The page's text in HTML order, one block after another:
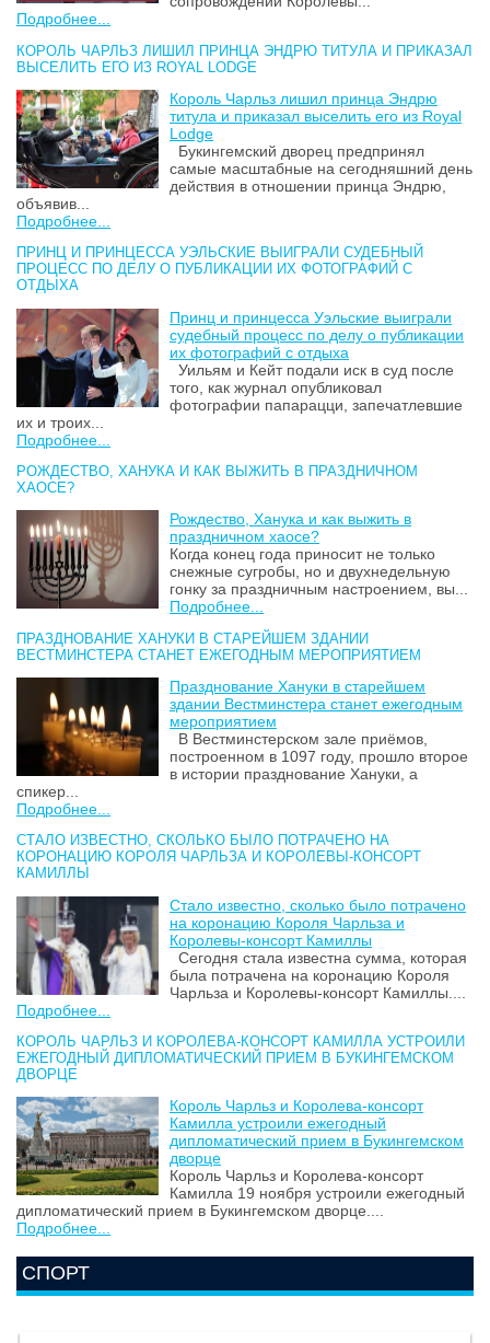
Подробнее...
КОРОЛЬ ЧАРЛЬЗ ЛИШИЛ ПРИНЦА ЭНДРЮ ТИТУЛА И ПРИКАЗАЛ
ВЫСЕЛИТЬ ЕГО ИЗ ROYAL LODGE
Король Чарльз лишил принца Эндрю
титула и приказал выселить его из Royal
Lodge
Букингемский дворец предпринял
самые масштабные на сегодняшний день
действия в отношении принца Эндрю,
объявив...
Подробнее...
ПРИНЦ И ПРИНЦЕССА УЭЛЬСКИЕ ВЫИГРАЛИ СУДЕБНЫЙ
ПРОЦЕСС ПО ДЕЛУ О ПУБЛИКАЦИИ ИХ ФОТОГРАФИЙ С
ОТДЫХА
Принц и принцесса Уэльские выиграли
судебный процесс по делу о публикации
их фотографий с отдыха
Уильям и Кейт подали иск в суд после
того, как журнал опубликовал
фотографии папарацци, запечатлевшие
их и троих...
Подробнее...
РОЖДЕСТВО, ХАНУКА И КАК ВЫЖИТЬ В ПРАЗДНИЧНОМ
ХАОСЕ?
Рождество, Ханука и как выжить в
праздничном хаосе?
Когда конец года приносит не только
снежные сугробы, но и двухнедельную
гонку за праздничным настроением, вы...
Подробнее...
ПРАЗДНОВАНИЕ ХАНУКИ В СТАРЕЙШЕМ ЗДАНИИ
ВЕСТМИНСТЕРА СТАНЕТ ЕЖЕГОДНЫМ МЕРОПРИЯТИЕМ
Празднование Хануки в старейшем
здании Вестминстера станет ежегодным
мероприятием
В Вестминстерском зале приёмов,
построенном в 1097 году, прошло второе
в истории празднование Хануки, а
спикер...
Подробнее...
СТАЛО ИЗВЕСТНО, СКОЛЬКО БЫЛО ПОТРАЧЕНО НА
КОРОНАЦИЮ КОРОЛЯ ЧАРЛЬЗА И КОРОЛЕВЫ-КОНСОРТ
КАМИЛЛЫ
Стало известно, сколько было потрачено
на коронацию Короля Чарльза и
Королевы-консорт Камиллы
Сегодня стала известна сумма, которая
была потрачена на коронацию Короля
Чарльза и Королевы-консорт Камиллы....
Подробнее...
КОРОЛЬ ЧАРЛЬЗ И КОРОЛЕВА-КОНСОРТ КАМИЛЛА УСТРОИЛИ
ЕЖЕГОДНЫЙ ДИПЛОМАТИЧЕСКИЙ ПРИЕМ В БУКИНГЕМСКОМ
ДВОРЦЕ
Король Чарльз и Королева-консорт
Камилла устроили ежегодный
дипломатический прием в Букингемском
дворце
Король Чарльз и Королева-консорт
Камилла 19 ноября устроили ежегодный
дипломатический прием в Букингемском дворце....
Подробнее...
СПОРТ